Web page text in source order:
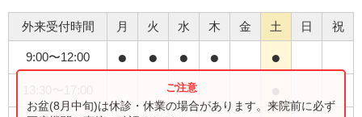
外来受付時間 月 火 水 木 金 土 日 祝
9:00〜12:00 ● ● ● ● ●
お盆(8月中旬)は休診・休業の場合があります。来院前に必ず